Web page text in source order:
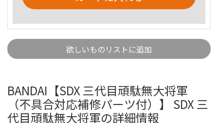
欲しいものリストに追加
BANDAI【SDX 三代目頑駄無大将軍
（不具合対応補修パーツ付）】 SDX 三
代目頑駄無大将軍の詳細情報